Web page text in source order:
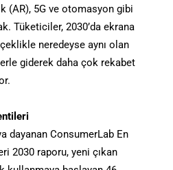
(AR), 5G ve otomasyon gibi
Tüketiciler, 2030’da ekrana
neredeyse aynı olan
giderek daha çok rekabet
dayanan ConsumerLab En
2030 raporu, yeni çıkan